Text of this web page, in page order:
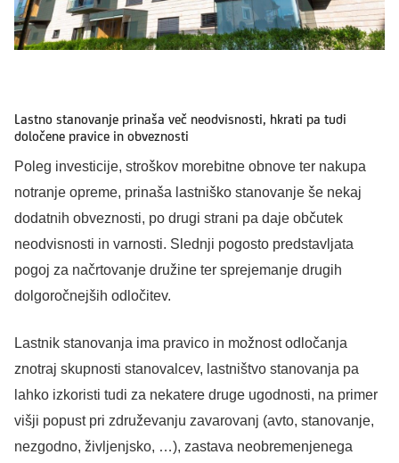
Lastno stanovanje prinaša več neodvisnosti, hkrati pa tudi
določene pravice in obveznosti
Poleg investicije, stroškov morebitne obnove ter nakupa
notranje opreme, prinaša lastniško stanovanje še nekaj
dodatnih obveznosti, po drugi strani pa daje občutek
neodvisnosti in varnosti. Slednji pogosto predstavljata
pogoj za načrtovanje družine ter sprejemanje drugih
dolgoročnejših odločitev.
Lastnik stanovanja ima pravico in možnost odločanja
znotraj skupnosti stanovalcev, lastništvo stanovanja pa
lahko izkoristi tudi za nekatere druge ugodnosti, na primer
višji popust pri združevanju zavarovanj (avto, stanovanje,
nezgodno, življenjsko, …), zastava neobremenjenega